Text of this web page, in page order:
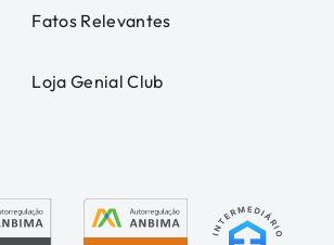
Fatos Relevantes
Loja Genial Club